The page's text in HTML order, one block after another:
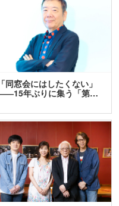
「同窓会にはしたくない」
年ぶりに集う「第…